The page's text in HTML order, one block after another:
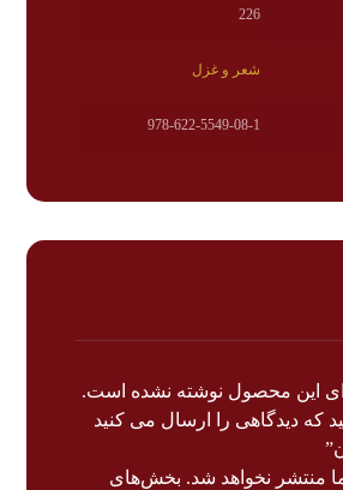
226
شعر و غزل
978-622-5549-08-1
این محصول نوشته نشده است.
که دیدگاهی را ارسال می کنید
منتشر نخواهد شد. بخش‌های